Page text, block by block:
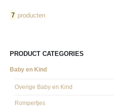
7 producten
PRODUCT CATEGORIES
Baby en Kind
Overige Baby en Kind
Rompertjes